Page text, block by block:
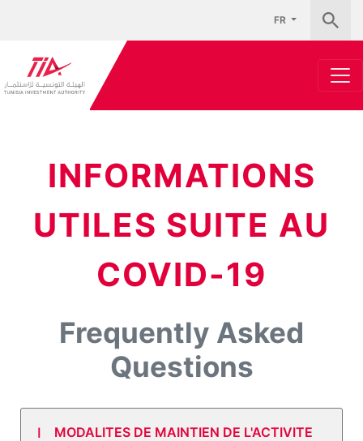
FR
INFORMATIONS
UTILES SUITE AU
COVID-19
Frequently Asked
Questions
MODALITES DE MAINTIEN DE L'ACTIVITE